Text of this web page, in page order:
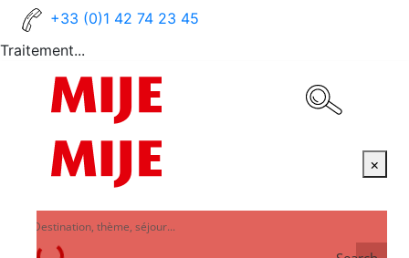
+33 (0)1 42 74 23 45
Traitement...
×